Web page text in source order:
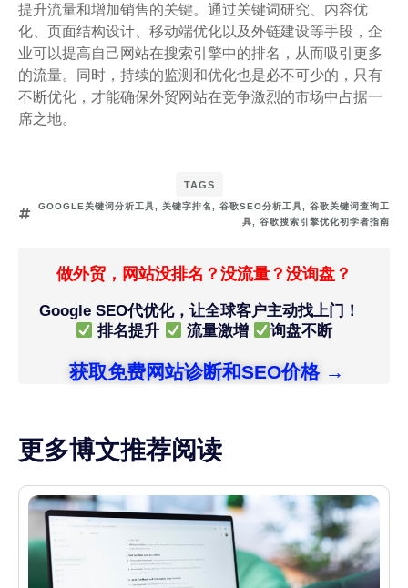
提升流量和增加销售的关键。通过关键词研究、内容优
化、页面结构设计、移动端优化以及外链建设等手段，企
业可以提高自己网站在搜索引擎中的排名，从而吸引更多
的流量。同时，持续的监测和优化也是必不可少的，只有
不断优化，才能确保外贸网站在竞争激烈的市场中占据一
席之地。
TAGS
GOOGLE关键词分析工具 关键字排名 谷歌SEO分析工具
谷歌关键词查询工
具
谷歌搜索引擎优化初学者指南
做外贸，网站没排名？没流量？没询盘？
Google SEO代优化，让全球客户主动找上门！
排名提升
流量激增 询盘不断
获取免费网站诊断和SEO价格 →
更多博文推荐阅读